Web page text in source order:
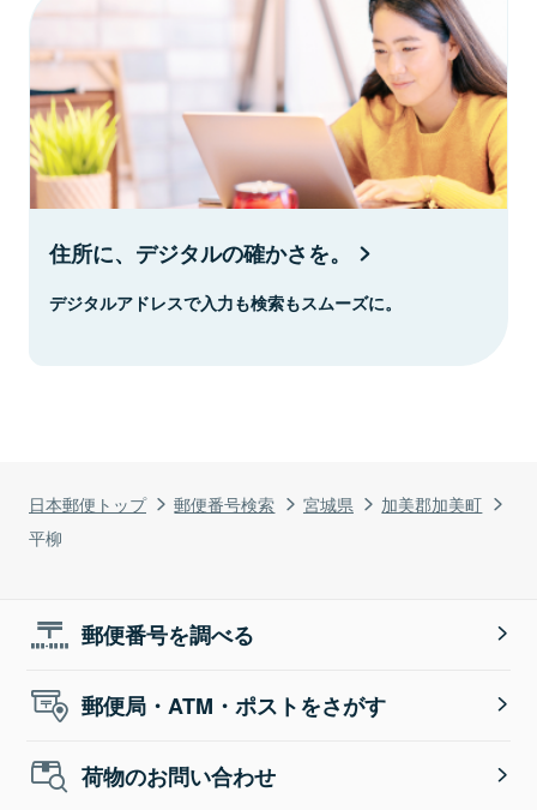
日本郵便トップ 郵便番号検索 宮城県
加美郡加美町
平柳
住所に、デジタルの確かさを。
デジタルアドレスで入力も検索もスムーズに。
郵便番号を調べる
郵便局・ATM・ポストをさがす
荷物のお問い合わせ